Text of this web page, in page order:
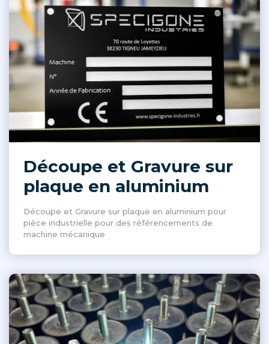
Découpe et Gravure sur
plaque en aluminium
Découpe et Gravure sur plaque en aluminium pour
pièce industrielle pour des référencements de
machine mécanique